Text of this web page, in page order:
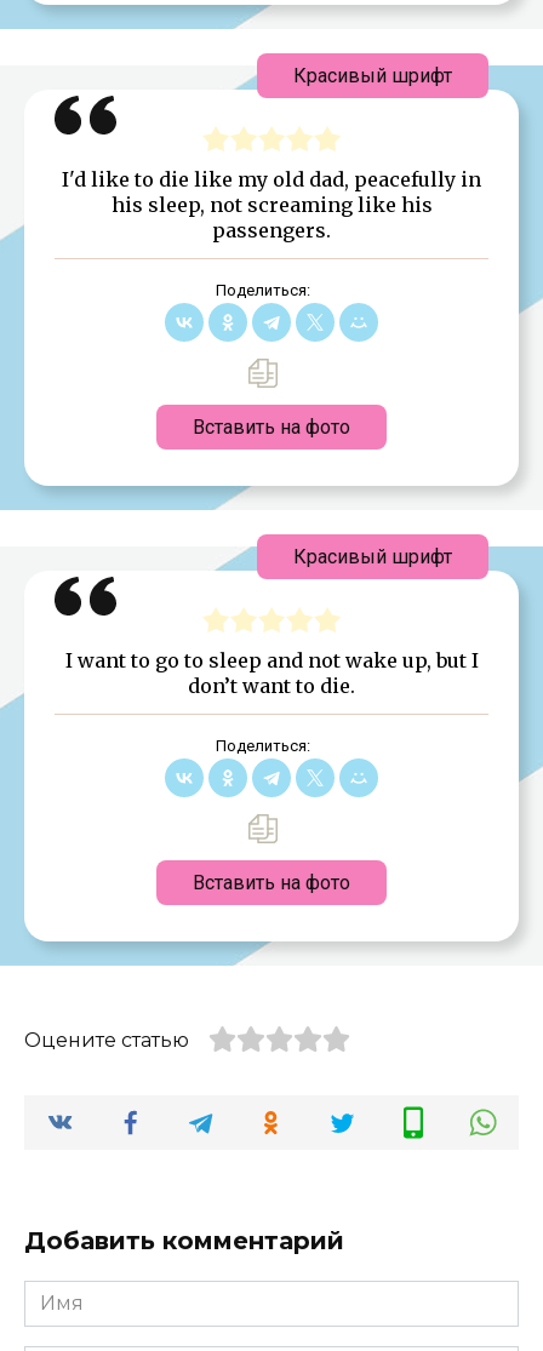
I'd like to die like my old dad, peacefully in
his sleep, not screaming like his
passengers.
Поделиться:
Вставить на фото
Красивый шрифт
I want to go to sleep and not wake up, but I
don’t want to die.
Поделиться:
Вставить на фото
Красивый шрифт
Оцените статью
Добавить комментарий
Имя
*